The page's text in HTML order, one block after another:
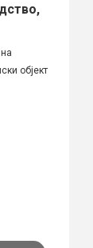
објект